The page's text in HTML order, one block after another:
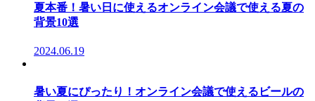
夏本番！暑い日に使えるオンライン会議で使える夏の
背景10選
2024.06.19
暑い夏にぴったり！オンライン会議で使えるビールの